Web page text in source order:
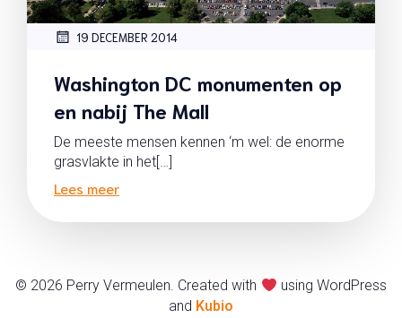
19 DECEMBER 2014
Washington DC monumenten op
en nabij The Mall
De meeste mensen kennen ‘m wel: de enorme
grasvlakte in het[…]
Lees meer
© 2026 Perry Vermeulen. Created with
using WordPress
and Kubio